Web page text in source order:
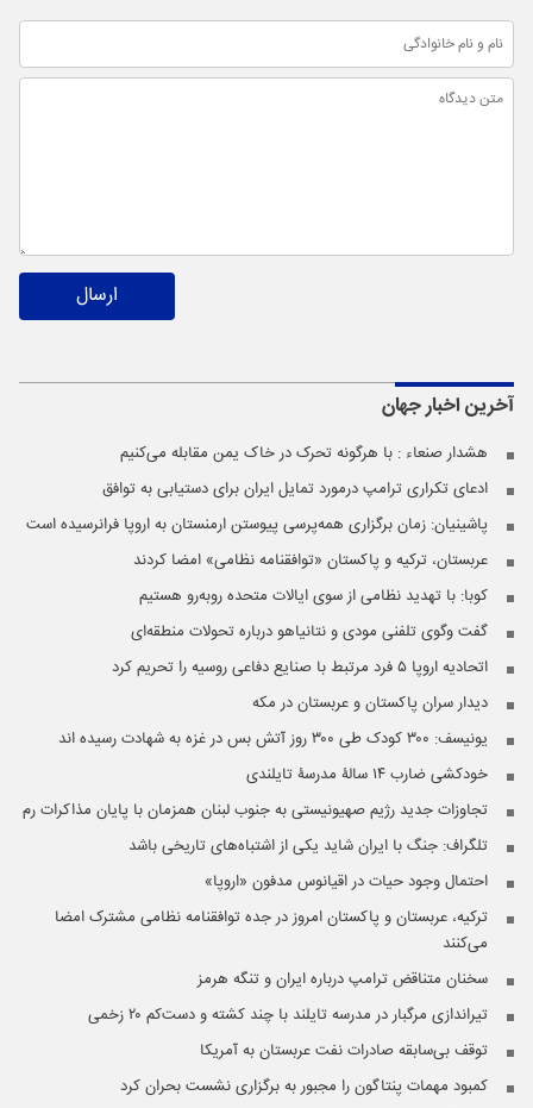
ارسال
آخرین اخبارجهان
هشدار صنعاء : با هرگونه تحرک در خاک یمن مقابله می‌کنیم
ادعای تکراری ترامپ درمورد تمایل ایران برای دستیابی به توافق
پاشینیان: زمان برگزاری همه‌پرسی پیوستن ارمنستان به اروپا فرانرسیده است
عربستان، ترکیه و پاکستان «توافقنامه نظامی» امضا کردند
کوبا: با تهدید نظامی از سوی ایالات متحده روبه‌رو هستیم
گفت وگوی تلفنی مودی و نتانیاهو درباره تحولات منطقه‌ای
اتحادیه اروپا ۵ فرد مرتبط با صنایع دفاعی روسیه را تحریم کرد
دیدار سران پاکستان و عربستان در مکه
یونیسف: ۳۰۰ کودک طی ۳۰۰ روز آتش بس در غزه به شهادت رسیده اند
خودکشی ضارب ۱۴ سالۀ مدرسۀ تایلندی
تجاوزات جدید رژیم صهیونیستی به جنوب لبنان همزمان با پایان مذاکرات رم
تلگراف: جنگ با ایران شاید یکی از اشتباه‌های تاریخی باشد
احتمال وجود حیات در اقیانوس مدفون «اروپا»
ترکیه، عربستان و پاکستان امروز در جده توافقنامه نظامی مشترک امضا
می‌کنند
سخنان متناقض ترامپ درباره ایران و تنگه هرمز
تیراندازی مرگبار در مدرسه‌ تایلند با چند کشته و دست‌کم ۲۰ زخمی
توقف بی‌سابقه صادرات نفت عربستان به آمریکا
کمبود مهمات پنتاگون را مجبور به برگزاری نشست بحران کرد